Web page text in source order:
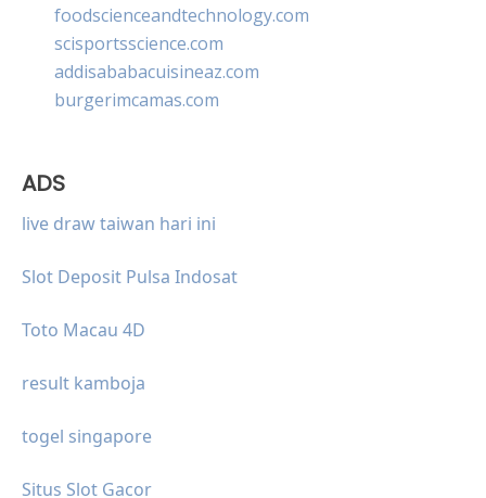
foodscienceandtechnology.com
scisportsscience.com
addisababacuisineaz.com
burgerimcamas.com
ADS
live draw taiwan hari ini
Slot Deposit Pulsa Indosat
Toto Macau 4D
result kamboja
togel singapore
Situs Slot Gacor